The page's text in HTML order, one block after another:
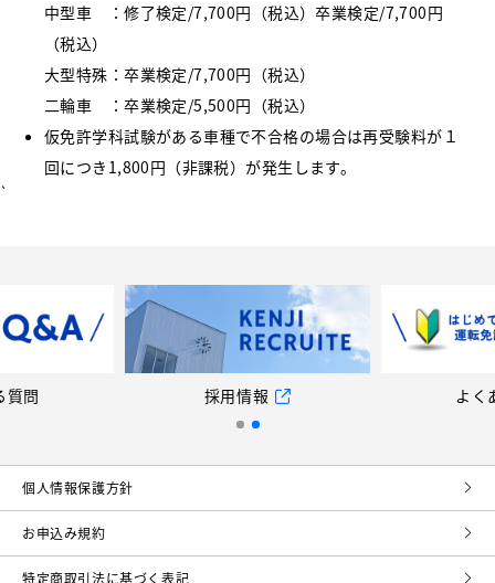
中型車 ：修了検定/7,700円（税込）卒業検定/7,700円
（税込）
大型特殊：卒業検定/7,700円（税込）
二輪車 ：卒業検定/5,500円（税込）
仮免許学科試験がある車種で不合格の場合は再受験料が１
回につき1,800円（非課税）が発生します。
`
質問 採用情報 よく
個⼈情報保護⽅針
お申込み規約
特定商取引法に基づく表記